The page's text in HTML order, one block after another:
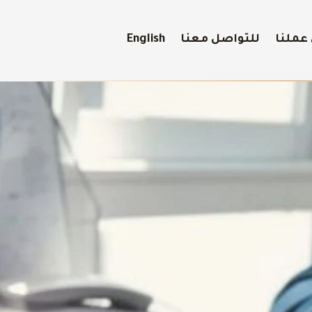
عملنا للتواصل معنا English